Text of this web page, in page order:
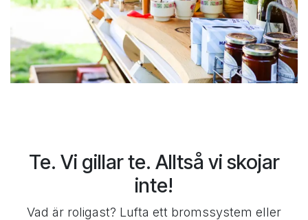
Te. Vi gillar te. Alltså vi skojar
inte!
Vad är roligast? Lufta ett bromssystem eller